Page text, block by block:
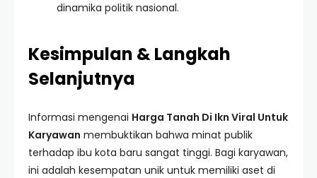
dinamika politik nasional.
Kesimpulan & Langkah
Selanjutnya
Informasi mengenai Harga Tanah Di Ikn Viral Untuk
Karyawan membuktikan bahwa minat publik
terhadap ibu kota baru sangat tinggi. Bagi karyawan,
ini adalah kesempatan unik untuk memiliki aset di